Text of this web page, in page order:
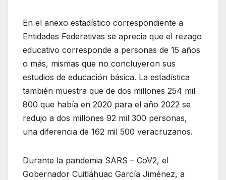
En el anexo estadístico correspondiente a
Entidades Federativas se aprecia que el rezago
educativo corresponde a personas de 15 años
o más, mismas que no concluyeron sus
estudios de educación básica. La estadística
también muestra que de dos millones 254 mil
800 que había en 2020 para el año 2022 se
redujo a dos millones 92 mil 300 personas,
una diferencia de 162 mil 500 veracruzanos.
Durante la pandemia SARS – CoV2, el
Gobernador Cuitláhuac García Jiménez, a